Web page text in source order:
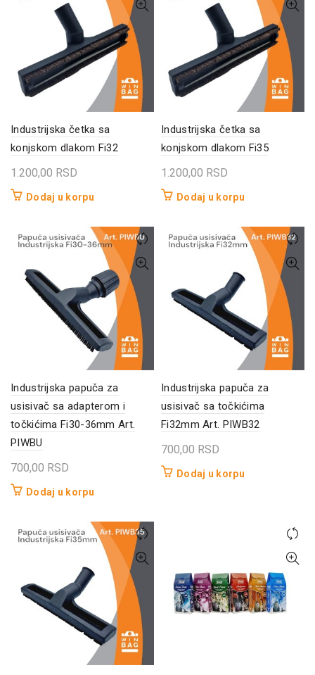
Industrijska četka sa
konjskom dlakom Fi32
1.200,00 RSD
Dodaj u korpu
Industrijska četka sa
konjskom dlakom Fi35
1.200,00 RSD
Dodaj u korpu
Industrijska papuča za
usisivač sa adapterom i
točkićima Fi30-36mm Art.
PIWBU
700,00 RSD
Dodaj u korpu
Industrijska papuča za
usisivač sa točkićima
Fi32mm Art. PIWB32
700,00 RSD
Dodaj u korpu